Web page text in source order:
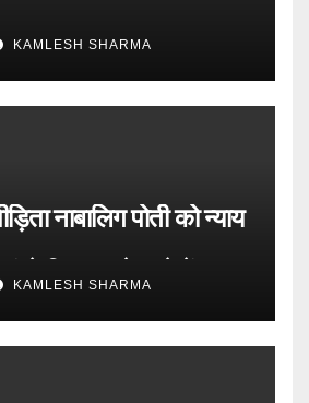
KAMLESH SHARMA
नाबालिग पोती को न्याय
बिना उसने थाने में
लिखाई
के बयान को
आरोपी की अपील खारिज
KAMLESH SHARMA